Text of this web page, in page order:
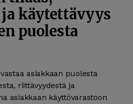
käytettävyys
puolesta
asiakkaan puolesta
riittävyydestä ja
asiakkaan käyttövarastoon